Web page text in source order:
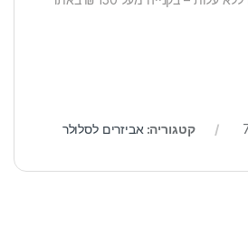
קטגוריה: אביזרים לסלולר